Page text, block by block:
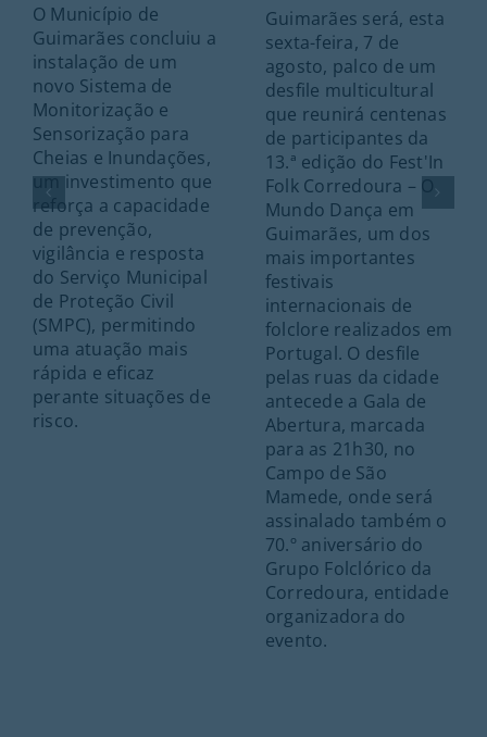
O Município de
Guimarães concluiu a
instalação de um
novo Sistema de
Monitorização e
Sensorização para
Cheias e Inundações,
um investimento que
reforça a capacidade
de prevenção,
vigilância e resposta
do Serviço Municipal
de Proteção Civil
(SMPC), permitindo
uma atuação mais
rápida e eficaz
perante situações de
risco.
Guimarães será, esta
sexta-feira, 7 de
agosto, palco de um
desfile multicultural
que reunirá centenas
de participantes da
13.ª edição do Fest'In
Folk Corredoura – O
Mundo Dança em
Guimarães, um dos
mais importantes
festivais
internacionais de
folclore realizados em
Portugal. O desfile
pelas ruas da cidade
antecede a Gala de
Abertura, marcada
para as 21h30, no
Campo de São
Mamede, onde será
assinalado também o
70.º aniversário do
Grupo Folclórico da
Corredoura, entidade
organizadora do
evento.